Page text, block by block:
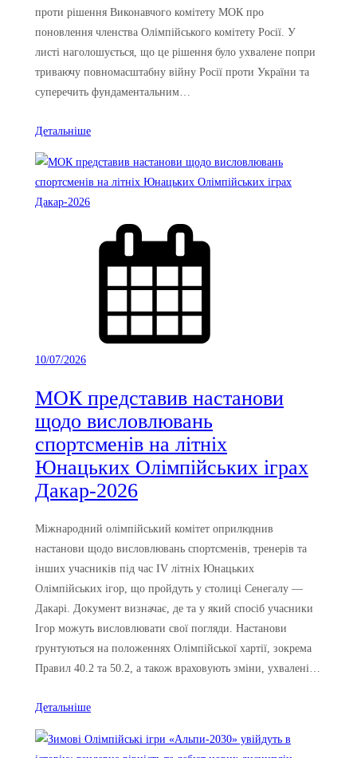
проти рішення Виконавчого комітету МОК про
поновлення членства Олімпійського комітету Росії. У
листі наголошується, що це рішення було ухвалене попри
триваючу повномасштабну війну Росії проти України та
суперечить фундаментальним…
Детальніше
10/07/2026
МОК представив настанови
щодо висловлювань
спортсменів на літніх
Юнацьких Олімпійських іграх
Дакар-2026
Міжнародний олімпійський комітет оприлюднив
настанови щодо висловлювань спортсменів, тренерів та
інших учасників під час IV літніх Юнацьких
Олімпійських ігор, що пройдуть у столиці Сенегалу —
Дакарі. Документ визначає, де та у який спосіб учасники
Ігор можуть висловлювати свої погляди. Настанови
ґрунтуються на положеннях Олімпійської хартії, зокрема
Правил 40.2 та 50.2, а також враховують зміни, ухвалені…
Детальніше